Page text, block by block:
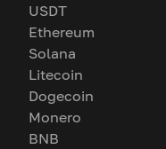
USDT
Ethereum
Solana
Litecoin
Dogecoin
Monero
BNB